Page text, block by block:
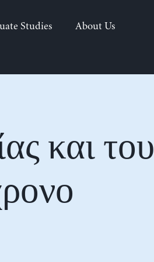
Studies About Us
και του